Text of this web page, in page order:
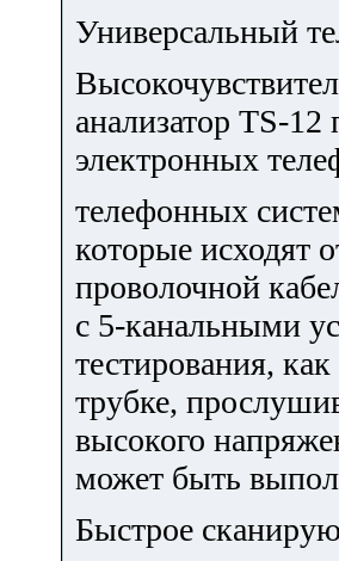
Универсальный
анализатор TS-
электронных
телефонных
которые исходят
проволочной
с 5-канальными
тестирования,
трубке,
высокого
может быть
Быстрое